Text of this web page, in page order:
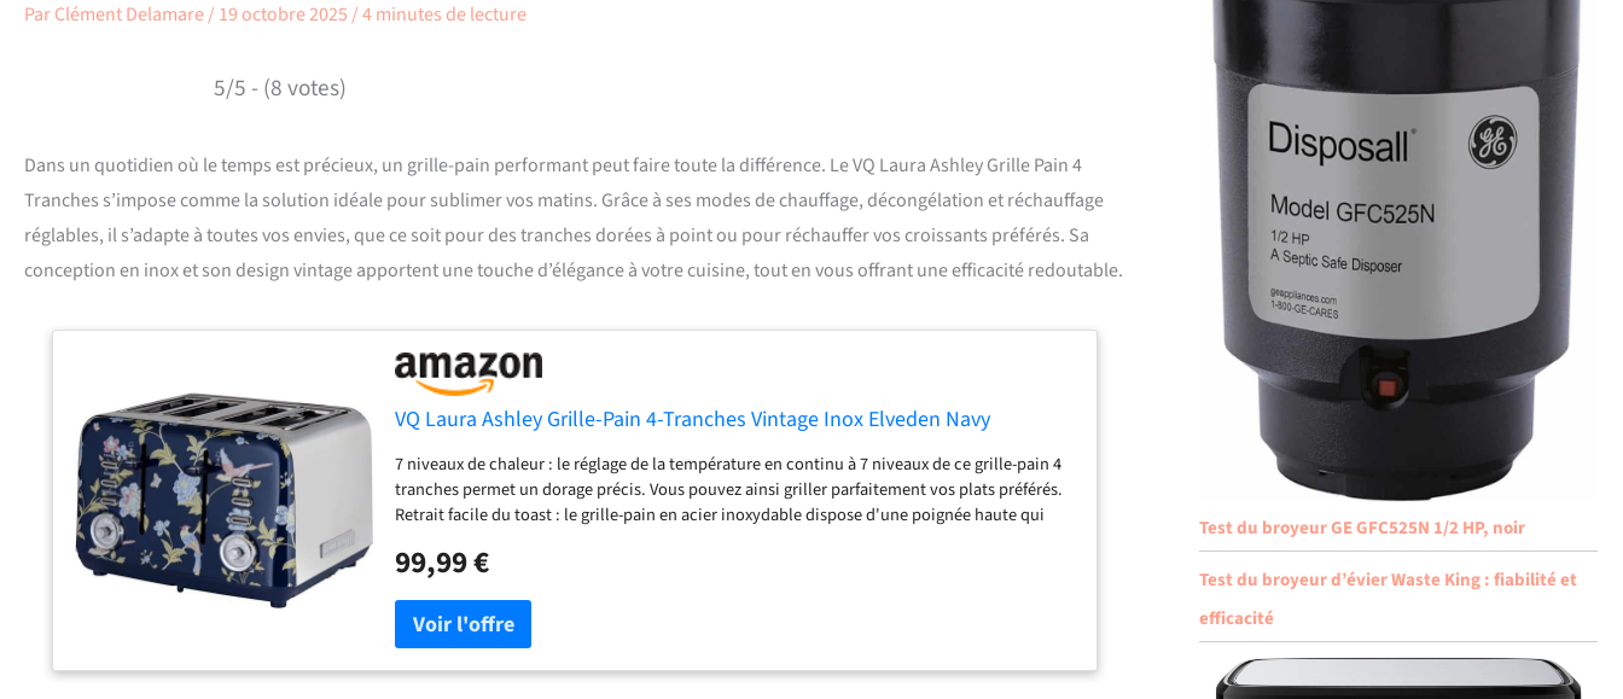
ParClément Delamare/ 19 octobre 2025/4 minutes de lecture
5/5 - (8 votes)
Dans un quotidien où le temps est précieux, un grille-pain performant peut faire toute la différence. Le VQ Laura Ashley Grille Pain 4
Tranches s’impose comme la solution idéale pour sublimer vos matins. Grâce à ses modes de chauffage, décongélation et réchauffage
réglables, il s’adapte à toutes vos envies, que ce soit pour des tranches dorées à point ou pour réchauffer vos croissants préférés. Sa
conception en inox et son design vintage apportent une touche d’élégance à votre cuisine, tout en vous offrant une efficacité redoutable.
VQ Laura Ashley Grille-Pain 4-Tranches Vintage Inox Elveden Navy
7 niveaux de chaleur : le réglage de la température en continu à 7 niveaux de ce grille-pain 4
tranches permet un dorage précis. Vous pouvez ainsi griller parfaitement vos plats préférés.
Retrait facile du toast : le grille-pain en acier inoxydable dispose d'une poignée haute qui
fonction anti-blocage qui éteint le grille-pain si le pain reste coincé à l'intérieur. Qualité : le
robuste et résistant aux rayures. Ce grille-pain VQ bénéficie également d'une garantie de 24
mois. Centrage automatique + fentes larges + compartiment de maintien au chaud : Centrage
automatique pour un toastage parfait, grille-pain avec de larges fentes pour la préparation
99,99 €
Test du broyeur GE GFC525N 1/2 HP, noir
Test du broyeur d’évier Waste King : fiabilité et
efficacité